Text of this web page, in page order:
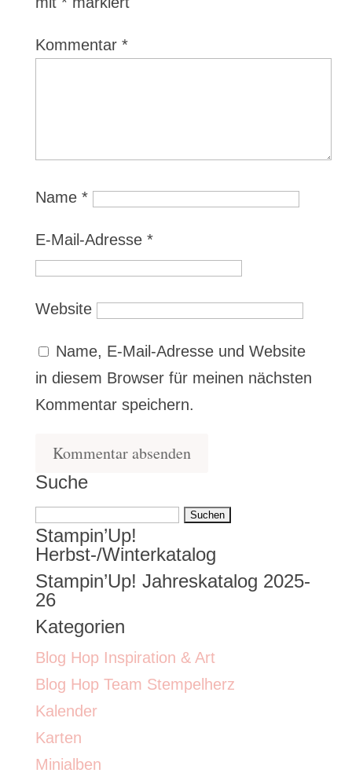
Kommentar *
Name *
E-Mail-Adresse *
Website
Name, E-Mail-Adresse und Website
in diesem Browser für meinen nächsten
Kommentar speichern.
Suche
Suchen
nach:
Stampin’Up!
Herbst-/Winterkatalog
Stampin’Up! Jahreskatalog 2025-
26
Kategorien
Blog Hop Inspiration & Art
Blog Hop Team Stempelherz
Kalender
Karten
Minialben